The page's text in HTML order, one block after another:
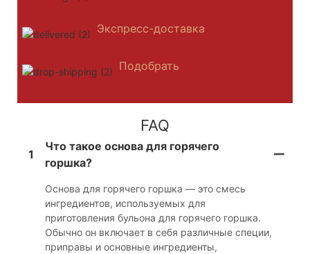
Экспресс-доставка
Подобрать
FAQ
1
Что такое основа для горячего
горшка?
Основа для горячего горшка — это смесь
ингредиентов, используемых для
приготовления бульона для горячего горшка.
Обычно он включает в себя различные специи,
приправы и основные ингредиенты,